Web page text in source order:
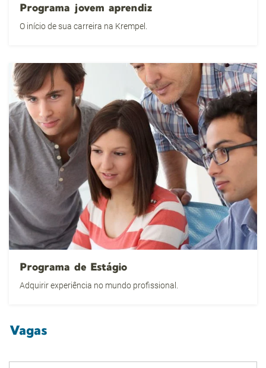
Programa jovem aprendiz
O início de sua carreira na Krempel.
Programa de Estágio
Adquirir experiência no mundo profissional.
Vagas